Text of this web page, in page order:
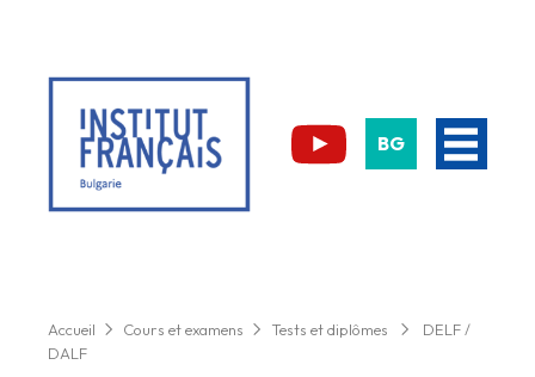
BG
Accueil Cours et examens Tests et diplômes
DELF /
DALF